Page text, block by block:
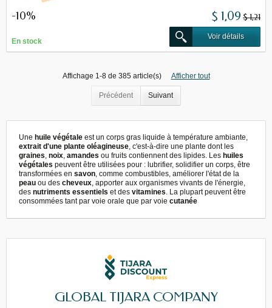
-10% $ 1,09 $ 1,21
En stock
Voir détails
Affichage 1-8 de 385 article(s) Afficher tout
Précédent Suivant
Une huile végétale est un corps gras liquide à température ambiante,
extrait d'une plante oléagineuse, c'est-à-dire une plante dont les
graines, noix, amandes ou fruits contiennent des lipides. Les huiles
végétales peuvent être utilisées pour : lubrifier, solidifier un corps, être
transformées en savon, comme combustibles, améliorer l'état de la
peau ou des cheveux, apporter aux organismes vivants de l'énergie,
des nutriments essentiels et des vitamines. La plupart peuvent être
consommées tant par voie orale que par voie cutanée
GLOBAL TIJARA COMPANY